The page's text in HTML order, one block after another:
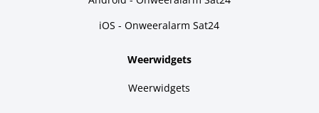
iOS - Onweeralarm Sat24
Weerwidgets
Weerwidgets